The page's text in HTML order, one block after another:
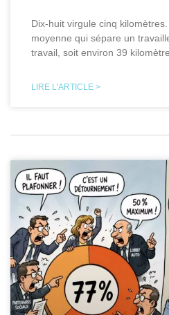
Dix-huit virgule cinq kilomètres.
moyenne qui sépare un
travail, soit environ 39
LIRE L'ARTICLE >